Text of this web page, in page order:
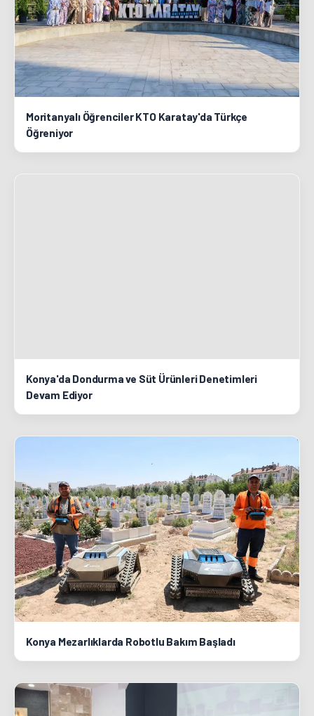
Moritanyalı Öğrenciler KTO Karatay'da Türkçe
Öğreniyor
Konya'da Dondurma ve Süt Ürünleri Denetimleri
Devam Ediyor
Konya Mezarlıklarda Robotlu Bakım Başladı